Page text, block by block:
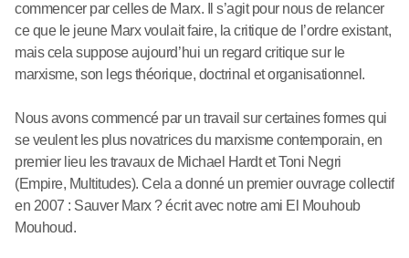
commencer par celles de Marx. Il s’agit pour nous de relancer
ce que le jeune Marx voulait faire, la critique de l’ordre existant,
mais cela suppose aujourd’hui un regard critique sur le
marxisme, son legs théorique, doctrinal et organisationnel.
Nous avons commencé par un travail sur certaines formes qui
se veulent les plus novatrices du marxisme contemporain, en
premier lieu les travaux de Michael Hardt et Toni Negri
(Empire, Multitudes). Cela a donné un premier ouvrage collectif
en 2007 : Sauver Marx ? écrit avec notre ami El Mouhoub
Mouhoud.